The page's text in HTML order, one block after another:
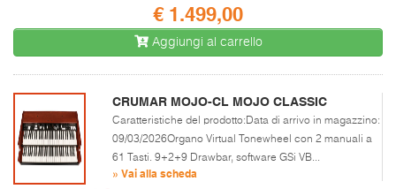
€ 1.499,00
Aggiungi al carrello
CRUMAR MOJO-CL MOJO CLASSIC
Caratteristiche del prodotto:Data di arrivo in magazzino:
09/03/2026Organo Virtual Tonewheel con 2 manuali a
61 Tasti. 9+2+9 Drawbar, software GSi VB...
» Vai alla scheda